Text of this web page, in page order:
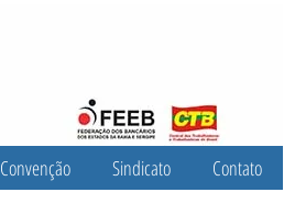
Convenção Sindicato Contato